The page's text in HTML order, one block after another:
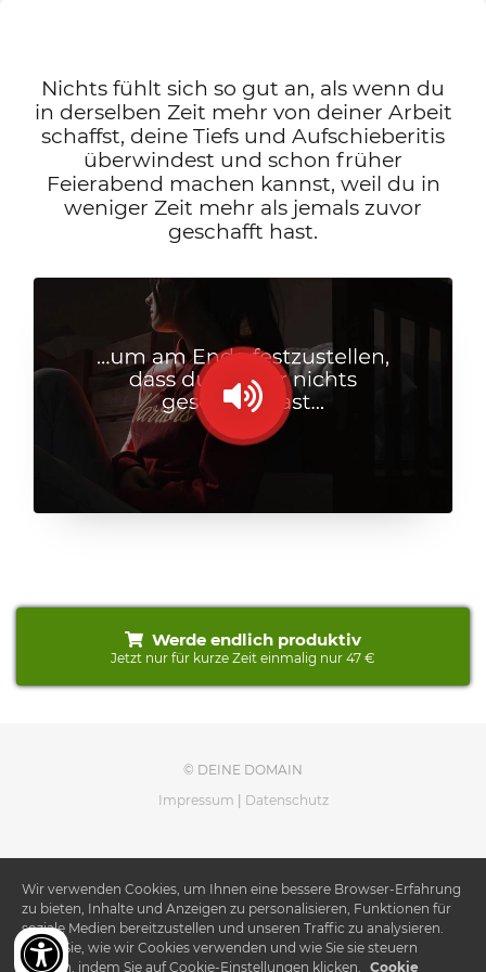
Nichts fühlt sich so gut an, als wenn du
in derselben Zeit mehr von deiner Arbeit
schaffst, deine Tiefs und Aufschieberitis
überwindest und schon früher
Feierabend machen kannst, weil du in
weniger Zeit mehr als jemals zuvor
geschafft hast.
Werde endlich produktiv
Jetzt nur für kurze Zeit einmalig nur 47 €
© DEINE DOMAIN
Impressum
Datenschutz
Wir verwenden Cookies, um Ihnen eine bessere Browser-Erfahrung
zu bieten, Inhalte und Anzeigen zu personalisieren, Funktionen für
soziale Medien bereitzustellen und unseren Traffic zu analysieren.
Lesen Sie, wie wir Cookies verwenden und wie Sie sie steuern
können, indem Sie auf Cookie-Einstellungen klicken. Cookie